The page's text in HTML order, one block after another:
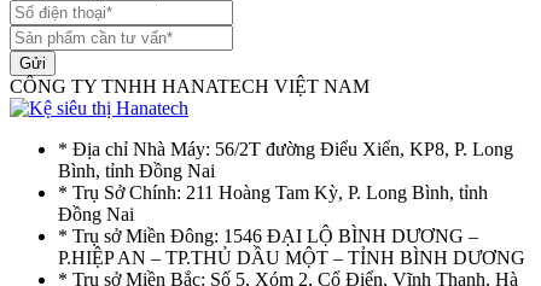
Gửi
CÔNG TY TNHH HANATECH VIỆT NAM
* Địa chỉ Nhà Máy: 56/2T đường Điểu Xiển, KP8, P. Long
Bình, tỉnh Đồng Nai
* Trụ Sở Chính: 211 Hoàng Tam Kỳ, P. Long Bình, tỉnh
Đồng Nai
* Trụ sở Miền Đông: 1546 ĐẠI LỘ BÌNH DƯƠNG –
P.HIỆP AN – TP.THỦ DẦU MỘT – TỈNH BÌNH DƯƠNG
* Trụ sở Miền Bắc: Số 5, Xóm 2, Cổ Điển, Vĩnh Thanh, Hà